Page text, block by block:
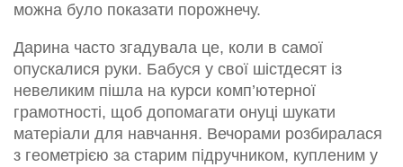
можна було показати порожнечу.
Дарина часто згадувала це, коли в самої
опускалися руки. Бабуся у свої шістдесят із
невеликим пішла на курси комп’ютерної
грамотності, щоб допомагати онуці шукати
матеріали для навчання. Вечорами розбиралася
з геометрією за старим підручником, купленим у